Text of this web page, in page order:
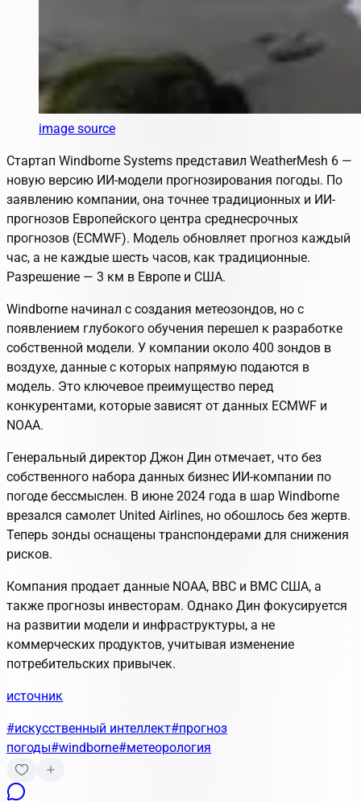
image source
Стартап Windborne Systems представил WeatherMesh 6 —
новую версию ИИ-модели прогнозирования погоды. По
заявлению компании, она точнее традиционных и ИИ-
прогнозов Европейского центра среднесрочных
прогнозов (ECMWF). Модель обновляет прогноз каждый
час, а не каждые шесть часов, как традиционные.
Разрешение — 3 км в Европе и США.
Windborne начинал с создания метеозондов, но с
появлением глубокого обучения перешел к разработке
собственной модели. У компании около 400 зондов в
воздухе, данные с которых напрямую подаются в
модель. Это ключевое преимущество перед
конкурентами, которые зависят от данных ECMWF и
NOAA.
Генеральный директор Джон Дин отмечает, что без
собственного набора данных бизнес ИИ-компании по
погоде бессмыслен. В июне 2024 года в шар Windborne
врезался самолет United Airlines, но обошлось без жертв.
Теперь зонды оснащены транспондерами для снижения
рисков.
Компания продает данные NOAA, ВВС и ВМС США, а
также прогнозы инвесторам. Однако Дин фокусируется
на развитии модели и инфраструктуры, а не
коммерческих продуктов, учитывая изменение
потребительских привычек.
источник
#искусственный интеллект#прогноз
погоды#windborne#метеорология